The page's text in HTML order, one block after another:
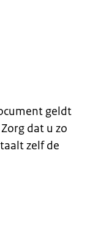
geldt
dat u zo
zelf de